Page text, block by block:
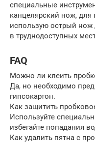
специальные
канцелярский нож, для
использую острый нож
в труднодоступных
FAQ
Можно ли клеить
Да, но необходимо
гипсокартон.
Как защитить
Используйте
избегайте попадания
Как удалить пятна с